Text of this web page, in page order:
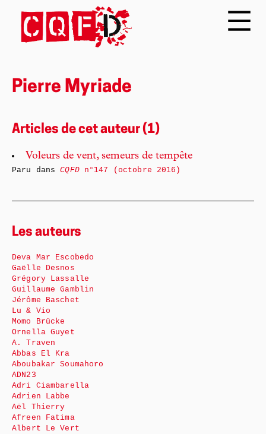
Pierre Myriade
Articles de cet auteur (1)
Voleurs de vent, semeurs de tempête
Paru dansCQFDn°147 (octobre 2016)
Les auteurs
Deva Mar Escobedo
Gaëlle Desnos
Grégory Lassalle
Guillaume Gamblin
Jérôme Baschet
Lu & Vio
Momo Brücke
Ornella Guyet
A. Traven
Abbas El Kra
Aboubakar Soumahoro
ADN23
Adri Ciambarella
Adrien Labbe
Aël Thierry
Afreen Fatima
Albert Le Vert